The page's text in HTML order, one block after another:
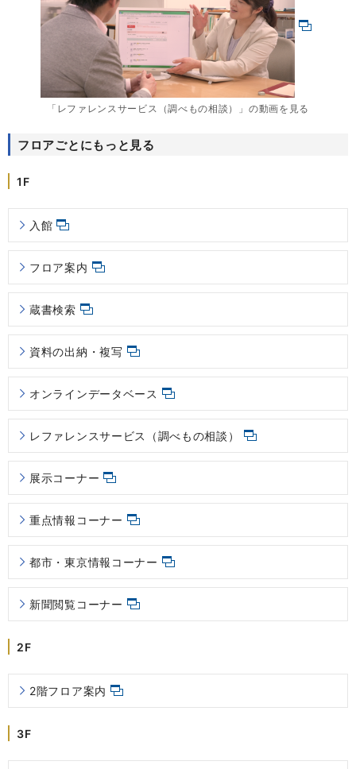
「レファレンスサービス（調べもの相談）」の動画を見る
フロアごとにもっと見る
1F
入館
フロア案内
蔵書検索
資料の出納・複写
オンラインデータベース
レファレンスサービス（調べもの相談）
展示コーナー
重点情報コーナー
都市・東京情報コーナー
新聞閲覧コーナー
2F
2階フロア案内
3F